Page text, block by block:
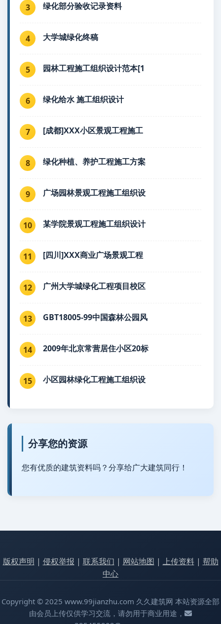
3 绿化部分验收记录资料
4 大学城绿化终稿
5 园林工程施工组织设计范本[1
6 绿化给水 施工组织设计
7 [成都]XXX小区景观工程施工
8 绿化种植、养护工程施工方案
9 广场园林景观工程施工组织设
10 某学院景观工程施工组织设计
11 [四川]XXX商业广场景观工程
12 广州大学城绿化工程项目校区
13 GBT18005-99中国森林公园风
14 2009年北京常营居住小区20标
15 小区园林绿化工程施工组织设
分享您的资源
您有优质的建筑资料吗？分享给广大建筑同行！
版权声明 | 侵权举报 | 联系我们 | 网站地图 | 上传资料| 帮助
中心
Copyright © 2025 www.99jianzhu.com 久久建筑网 本站资源全部
由会员上传仅供学习交流，请勿用于商业用途，